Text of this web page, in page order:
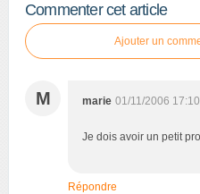
Commenter cet article
Ajouter un
M marie 01/11/2006 17:10
Je dois avoir un petit
Répondre